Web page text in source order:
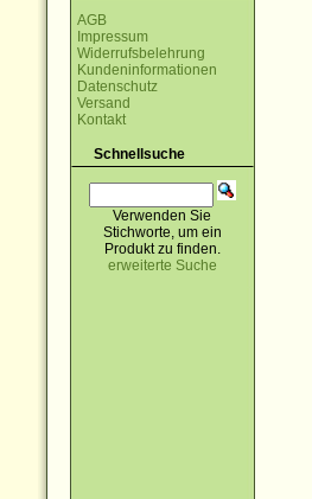
AGB
Impressum
Widerrufsbelehrung
Kundeninformationen
Datenschutz
Versand
Kontakt
Schnellsuche
Verwenden Sie
Stichworte, um ein
Produkt zu finden.
erweiterte Suche